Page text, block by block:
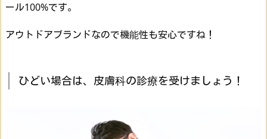
ール100%です。
アウトドアブランドなので機能性も安心ですね！
ひどい場合は、皮膚科の診療を受けましょう！